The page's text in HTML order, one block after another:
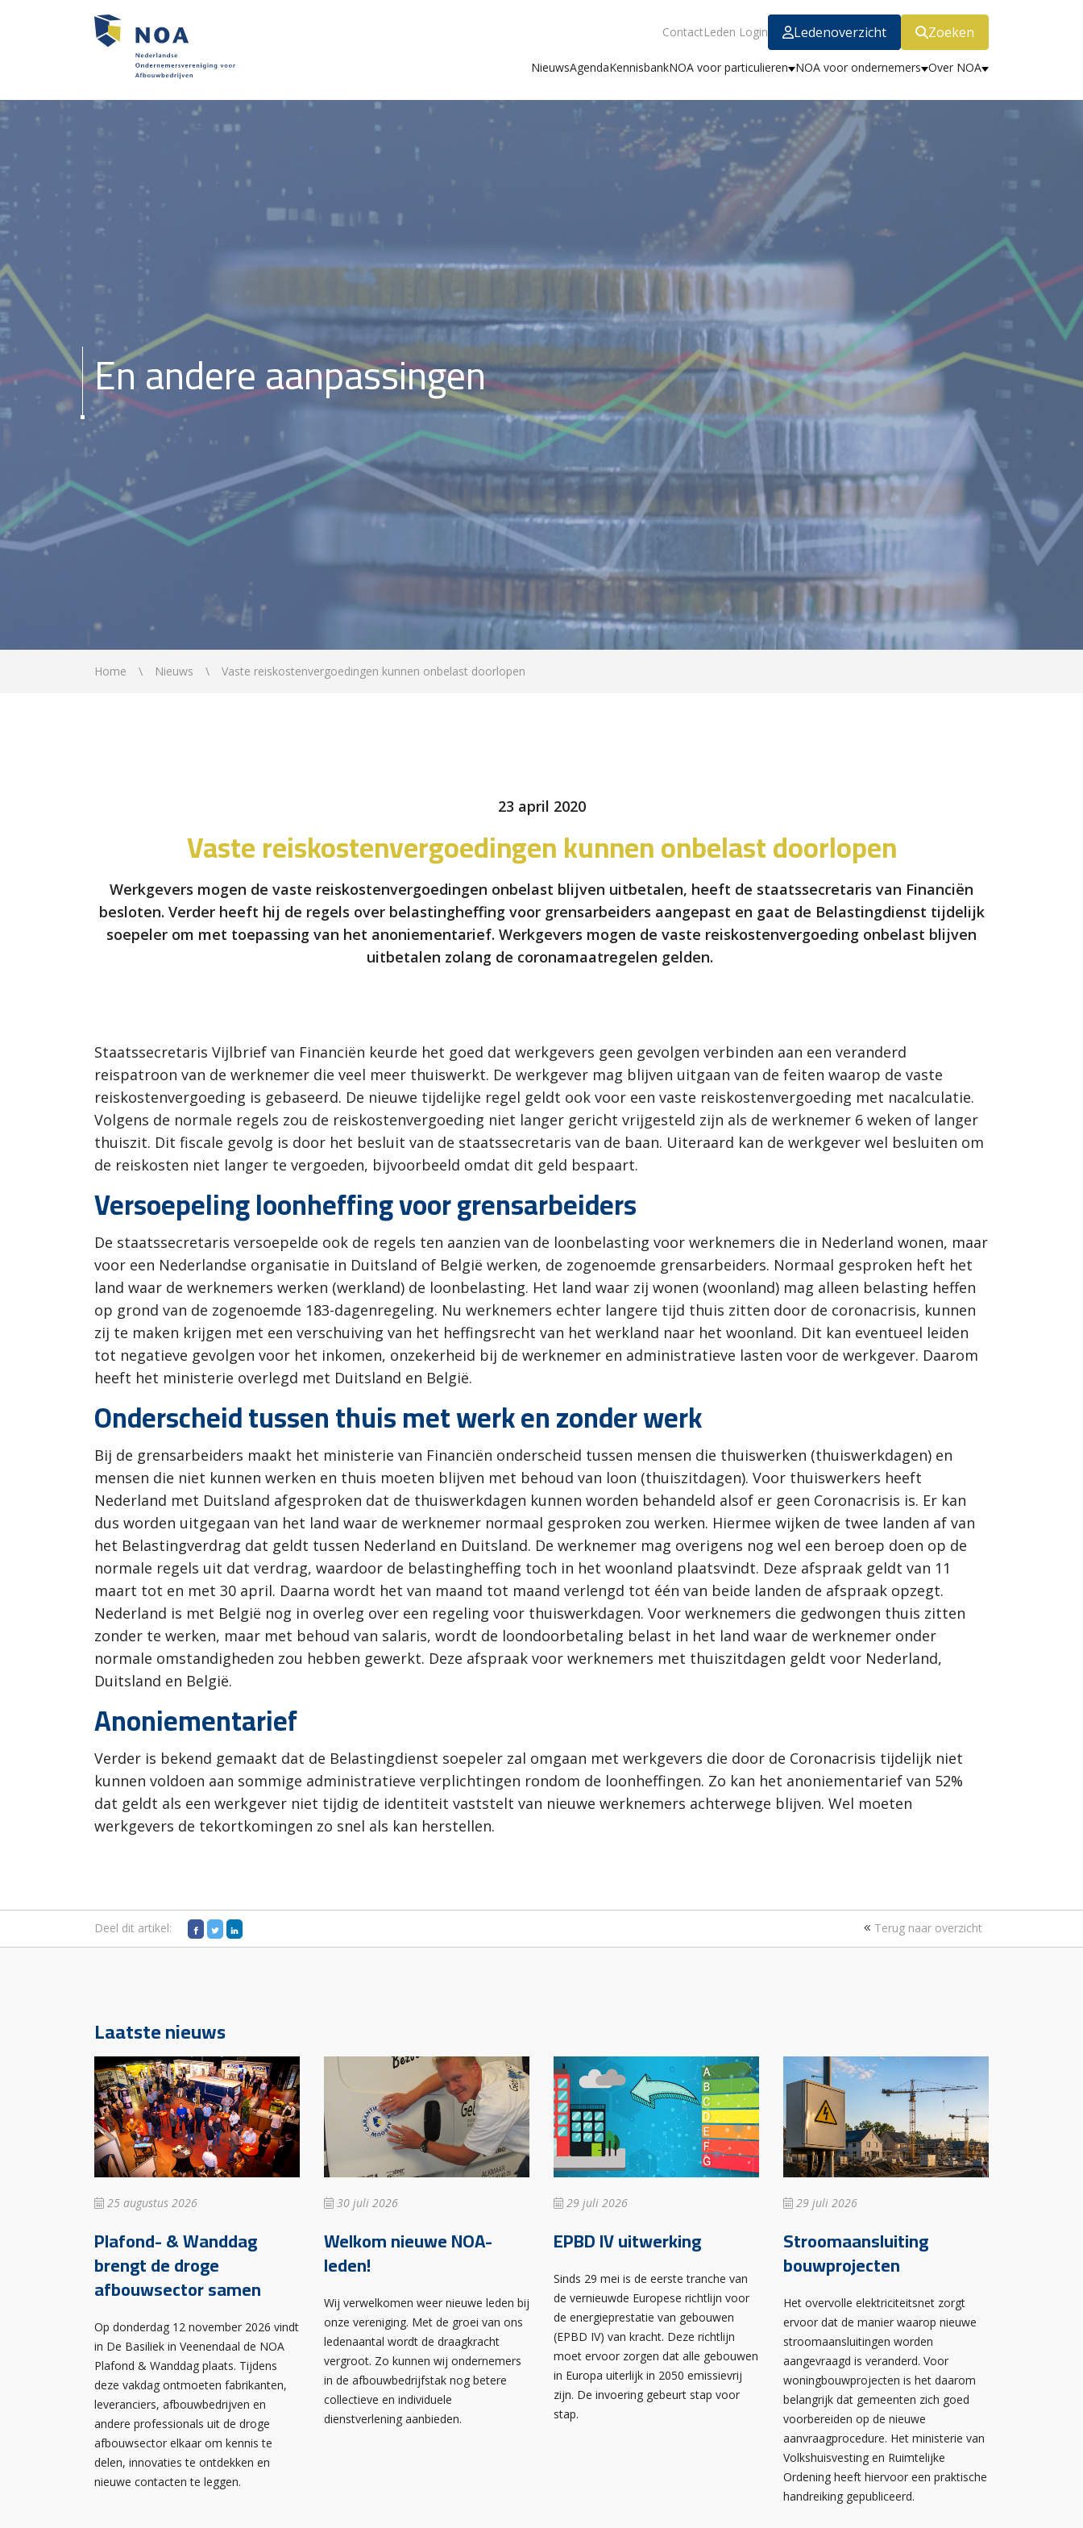
ContactLeden Login Ledenoverzicht Zoeken
NieuwsAgendaKennisbankNOA voor particulieren NOA voor ondernemers Over NOA
En andere aanpassingen
Home Nieuws Vaste reiskostenvergoedingen kunnen onbelast doorlopen
23 april 2020
Vaste reiskostenvergoedingen kunnen onbelast doorlopen
Werkgevers mogen de vaste reiskostenvergoedingen onbelast blijven uitbetalen, heeft de staatssecretaris van Financiën
besloten. Verder heeft hij de regels over belastingheffing voor grensarbeiders aangepast en gaat de Belastingdienst tijdelijk
soepeler om met toepassing van het anoniementarief. Werkgevers mogen de vaste reiskostenvergoeding onbelast blijven
uitbetalen zolang de coronamaatregelen gelden.
Staatssecretaris Vijlbrief van Financiën keurde het goed dat werkgevers geen gevolgen verbinden aan een veranderd
reispatroon van de werknemer die veel meer thuiswerkt. De werkgever mag blijven uitgaan van de feiten waarop de vaste
reiskostenvergoeding is gebaseerd. De nieuwe tijdelijke regel geldt ook voor een vaste reiskostenvergoeding met nacalculatie.
Volgens de normale regels zou de reiskostenvergoeding niet langer gericht vrijgesteld zijn als de werknemer 6 weken of langer
thuiszit. Dit fiscale gevolg is door het besluit van de staatssecretaris van de baan. Uiteraard kan de werkgever wel besluiten om
de reiskosten niet langer te vergoeden, bijvoorbeeld omdat dit geld bespaart.
Versoepeling loonheffing voor grensarbeiders
De staatssecretaris versoepelde ook de regels ten aanzien van de loonbelasting voor werknemers die in Nederland wonen, maar
voor een Nederlandse organisatie in Duitsland of België werken, de zogenoemde grensarbeiders. Normaal gesproken heft het
land waar de werknemers werken (werkland) de loonbelasting. Het land waar zij wonen (woonland) mag alleen belasting heffen
op grond van de zogenoemde 183-dagenregeling. Nu werknemers echter langere tijd thuis zitten door de coronacrisis, kunnen
zij te maken krijgen met een verschuiving van het heffingsrecht van het werkland naar het woonland. Dit kan eventueel leiden
tot negatieve gevolgen voor het inkomen, onzekerheid bij de werknemer en administratieve lasten voor de werkgever. Daarom
heeft het ministerie overlegd met Duitsland en België.
Onderscheid tussen thuis met werk en zonder werk
Bij de grensarbeiders maakt het ministerie van Financiën onderscheid tussen mensen die thuiswerken (thuiswerkdagen) en
mensen die niet kunnen werken en thuis moeten blijven met behoud van loon (thuiszitdagen). Voor thuiswerkers heeft
Nederland met Duitsland afgesproken dat de thuiswerkdagen kunnen worden behandeld alsof er geen Coronacrisis is. Er kan
dus worden uitgegaan van het land waar de werknemer normaal gesproken zou werken. Hiermee wijken de twee landen af van
het Belastingverdrag dat geldt tussen Nederland en Duitsland. De werknemer mag overigens nog wel een beroep doen op de
normale regels uit dat verdrag, waardoor de belastingheffing toch in het woonland plaatsvindt. Deze afspraak geldt van 11
maart tot en met 30 april. Daarna wordt het van maand tot maand verlengd tot één van beide landen de afspraak opzegt.
Nederland is met België nog in overleg over een regeling voor thuiswerkdagen. Voor werknemers die gedwongen thuis zitten
zonder te werken, maar met behoud van salaris, wordt de loondoorbetaling belast in het land waar de werknemer onder
normale omstandigheden zou hebben gewerkt. Deze afspraak voor werknemers met thuiszitdagen geldt voor Nederland,
Duitsland en België.
Anoniementarief
Verder is bekend gemaakt dat de Belastingdienst soepeler zal omgaan met werkgevers die door de Coronacrisis tijdelijk niet
kunnen voldoen aan sommige administratieve verplichtingen rondom de loonheffingen. Zo kan het anoniementarief van 52%
dat geldt als een werkgever niet tijdig de identiteit vaststelt van nieuwe werknemers achterwege blijven. Wel moeten
werkgevers de tekortkomingen zo snel als kan herstellen.
Deel dit artikel: Terug naar overzicht
Laatste nieuws
25 augustus 2026
Plafond- & Wanddag
brengt de droge
afbouwsector samen
Op donderdag 12 november 2026 vindt
in De Basiliek in Veenendaal de NOA
Plafond & Wanddag plaats. Tijdens
deze vakdag ontmoeten fabrikanten,
leveranciers, afbouwbedrijven en
andere professionals uit de droge
afbouwsector elkaar om kennis te
delen, innovaties te ontdekken en
nieuwe contacten te leggen.
30 juli 2026
Welkom nieuwe NOA-
leden!
Wij verwelkomen weer nieuwe leden bij
onze vereniging. Met de groei van ons
ledenaantal wordt de draagkracht
vergroot. Zo kunnen wij ondernemers
in de afbouwbedrijfstak nog betere
collectieve en individuele
dienstverlening aanbieden.
29 juli 2026
EPBD IV uitwerking
Sinds 29 mei is de eerste tranche van
de vernieuwde Europese richtlijn voor
de energieprestatie van gebouwen
(EPBD IV) van kracht. Deze richtlijn
moet ervoor zorgen dat alle gebouwen
in Europa uiterlijk in 2050 emissievrij
zijn. De invoering gebeurt stap voor
stap.
29 juli 2026
Stroomaansluiting
bouwprojecten
Het overvolle elektriciteitsnet zorgt
ervoor dat de manier waarop nieuwe
stroomaansluitingen worden
aangevraagd is veranderd. Voor
woningbouwprojecten is het daarom
belangrijk dat gemeenten zich goed
voorbereiden op de nieuwe
aanvraagprocedure. Het ministerie van
Volkshuisvesting en Ruimtelijke
Ordening heeft hiervoor een praktische
handreiking gepubliceerd.